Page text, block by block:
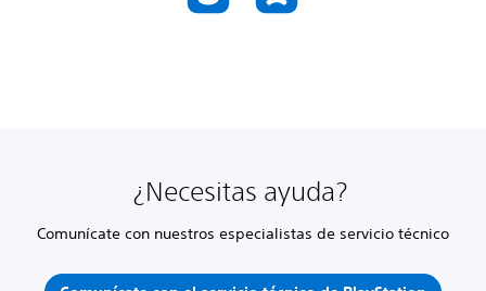
¿Necesitas ayuda?
Comunícate con nuestros especialistas de servicio técnico